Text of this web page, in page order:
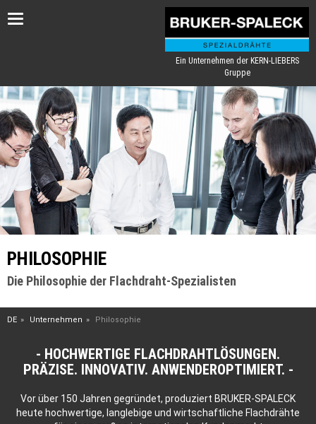
Toggle
Ein Unternehmen der KERN-LIEBERS
Gruppe
PHILOSOPHIE
Die Philosophie der Flachdraht-Spezialisten
DE Unternehmen Philosophie
HOCHWERTIGE FLACHDRAHTLÖSUNGEN.
PRÄZISE. INNOVATIV. ANWENDEROPTIMIERT.
Vor über 150 Jahren gegründet, produziert BRUKER-SPALECK
heute hochwertige, langlebige und wirtschaftliche Flachdrähte